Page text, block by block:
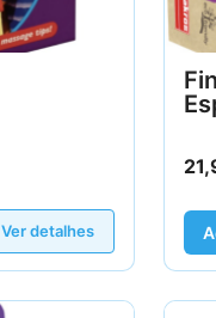
Ver detalhes